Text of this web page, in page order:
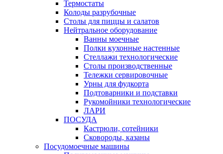
Термостаты
Колоды разрубочные
Столы для пиццы и салатов
Нейтральное оборудование
Ванны моечные
Полки кухонные настенные
Стеллажи технологические
Столы производственные
Тележки сервировочные
Урны для фудкорта
Подтоварники и подставки
Рукомойники технологические
ЛАРИ
ПОСУДА
Кастрюли, сотейники
Сковороды, казаны
Посудомоечные машины